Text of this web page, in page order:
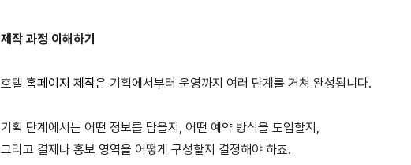
제작 과정 이해하기
호텔 홈페이지 제작은 기획에서부터 운영까지 여러 단계를 거쳐 완성됩니다.
기획 단계에서는 어떤 정보를 담을지, 어떤 예약 방식을 도입할지,
그리고 결제나 홍보 영역을 어떻게 구성할지 결정해야 하죠.